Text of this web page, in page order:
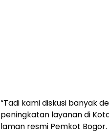
“Tadi kami diskusi banyak
peningkatan layanan di
laman resmi Pemkot Bogor.